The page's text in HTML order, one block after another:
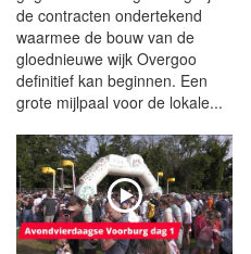
de contracten ondertekend
waarmee de bouw van de
gloednieuwe wijk Overgoo
definitief kan beginnen. Een
grote mijlpaal voor de lokale...